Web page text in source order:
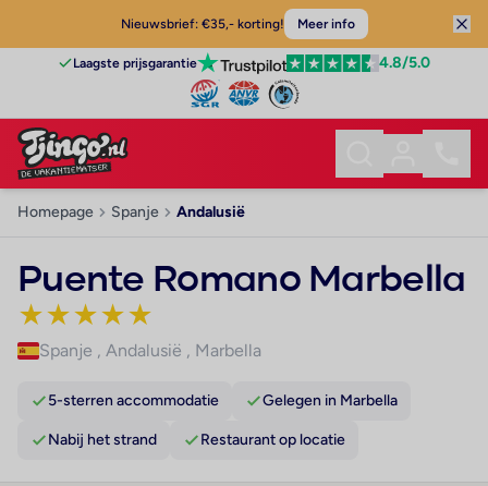
Nieuwsbrief: €35,- korting! Meer info
Laagste prijsgarantie 4.8/5.0
Homepage Spanje Andalusië
Puente Romano Marbella
★★★★★
Spanje , Andalusië , Marbella
5-sterren accommodatie Gelegen in Marbella
Nabij het strand Restaurant op locatie